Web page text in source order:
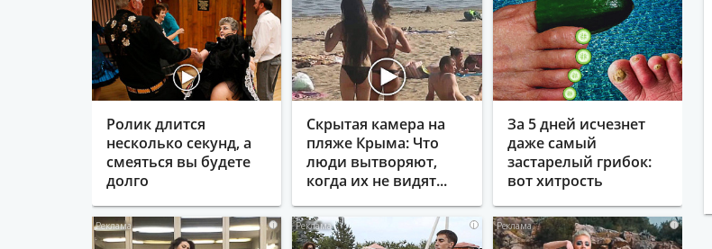
Ролик длится
несколько секунд, а
смеяться вы будете
долго
Скрытая камера на
пляже Крыма: Что
люди вытворяют,
когда их не видят...
За 5 дней исчезнет
даже самый
застарелый грибок:
вот хитрость
i i i